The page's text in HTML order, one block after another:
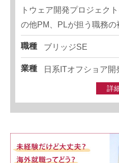
トウェア開発プロジェク
の他PM、PLが担う職務の
職種 ブリッジSE
業種 日系ITオフショア開
詳